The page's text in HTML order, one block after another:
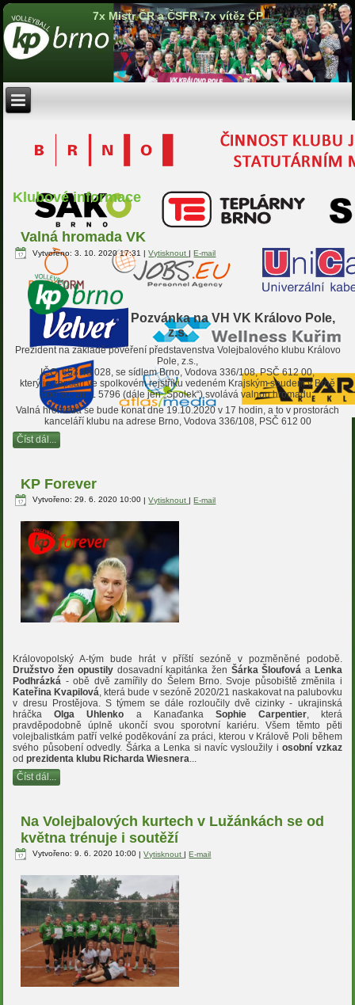
7x Mistr ČR a ČSFR, 7x vítěz ČP
Klubové informace
Valná hromada VK
Vytvořeno: 3. 10. 2020 17:31 |Vytisknout|E-mail
Pozvánka na VH VK Královo Pole,
z.s.
Prezident na základě pověření představenstva Volejbalového klubu Královo
Pole, z.s.,
IČO: 653 48 028, se sídlem Brno, Vodova 336/108, PSČ 612 00,
který je zapsán ve spolkovém rejstříku vedeném Krajským soudem v Brně
pod sp. zn. L 5796 (dále jen „Spolek“) svolává valnou hromadu:
Valná hromada se bude konat dne 19.10.2020 v 17 hodin, a to v prostorách
kanceláří klubu na adrese Brno, Vodova 336/108, PSČ 612 00
Číst dál...
KP Forever
Vytvořeno: 29. 6. 2020 10:00 |Vytisknout|E-mail
Královopolský A-tým bude hrát v příští sezóně v pozměněné podobě.
Družstvo žen opustilydosavadní kapitánka žen Šárka Šloufová a Lenka
Podhrázká - obě dvě zamířily do Šelem Brno. Svoje působiště změnila i
Kateřina Kvapilová , která bude v sezóně 2020/21 naskakovat na palubovku
v dresu Prostějova. S týmem se dále rozloučily dvě cizinky - ukrajinská
hráčka
Olga Uhlenko a Kanaďanka Sophie Carpentier, která
pravděpodobně úplně ukončí svou sporotvní kariéru. Všem těmto pěti
volejbalistkám patří velké poděkování za práci, kterou v Králově Poli během
svého působení odvedly. Šárka a Lenka si navíc vysloužily iosobní vzkaz
odprezidenta klubu Richarda Wiesnera
Číst dál...
Na Volejbalových kurtech v Lužánkách se od
května trénuje i soutěží
Vytvořeno: 9. 6. 2020 10:00 |Vytisknout|E-mail